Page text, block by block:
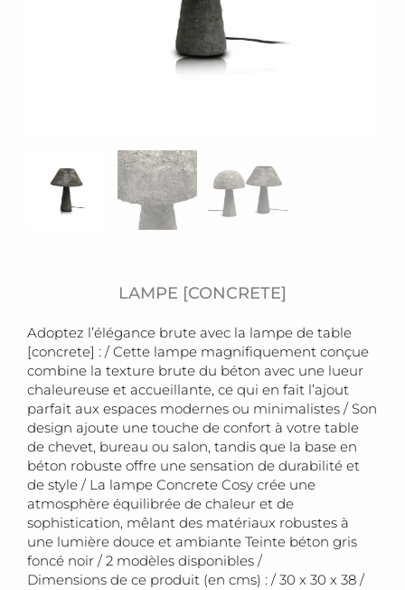
LAMPE [CONCRETE]
Adoptez l’élégance brute avec la lampe de table
[concrete] : / Cette lampe magnifiquement conçue
combine la texture brute du béton avec une lueur
chaleureuse et accueillante, ce qui en fait l’ajout
parfait aux espaces modernes ou minimalistes / Son
design ajoute une touche de confort à votre table
de chevet, bureau ou salon, tandis que la base en
béton robuste offre une sensation de durabilité et
de style / La lampe Concrete Cosy crée une
atmosphère équilibrée de chaleur et de
sophistication, mêlant des matériaux robustes à
une lumière douce et ambiante Teinte béton gris
foncé noir / 2 modèles disponibles /
Dimensions de ce produit (en cms) : / 30 x 30 x 38 /